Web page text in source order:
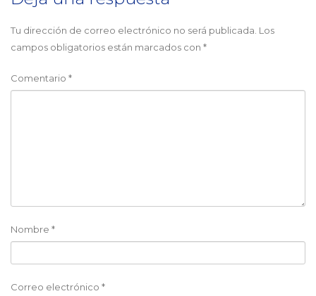
Tu dirección de correo electrónico no será publicada. Los
campos obligatorios están marcados con *
Comentario *
Nombre *
Correo electrónico *